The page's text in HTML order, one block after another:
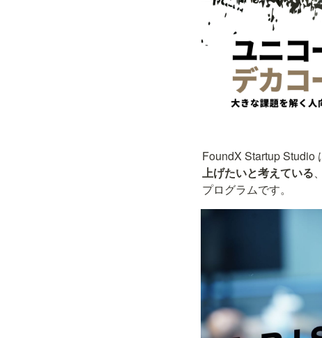
FoundX Startup Studio
上げたいと考えている、
プログラムです。